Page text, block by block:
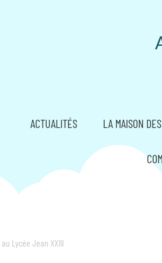
ACTUALITÉS LA MAISON
Lycée Jean XXIII